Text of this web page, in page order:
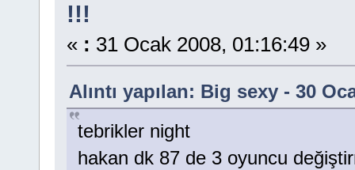
!!!
« : 31 Ocak 2008, 01:16:49 »
Alıntı yapılan: Big sexy - 30
tebrikler night
hakan dk 87 de 3 oyuncu